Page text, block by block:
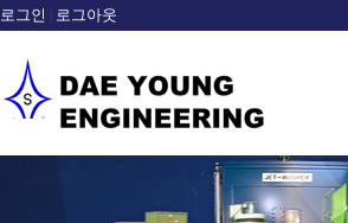
로그인 로그아웃